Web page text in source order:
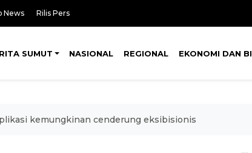
News Rilis Pers
SUMUT NASIONAL REGIONAL EKONOMI DAN
kemungkinan cenderung eksibisionis